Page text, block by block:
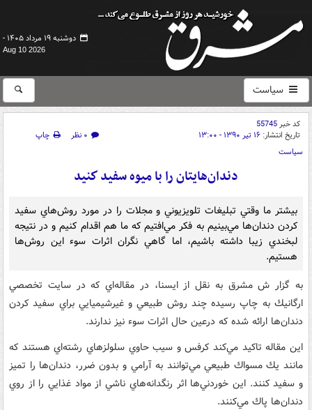
دوشنبه ۱۹ مرداد ۱۴۰۵ -
Aug 10 2026
سیاست
کد خبر55745
تاریخ انتشار: ۱۶ تیر ۱۳۹۰ - ۱۳:۰۰ ۰ نظر
چاپ
سیاست
دندان‌هايتان را با ميوه سفيد كنيد
بيشتر ما وقتي تبليغات تلويزيوني و مجلات را در مورد روش‌هاي سفيد
كردن دندان‌ها مي‌بينيم به فكر مي‌افتيم كه ما هم اقدام ‌كنيم و در نتيجه
لبخندي زيبا داشته باشيم، اما گاهي نگران اثرات سوء اين روش‌ها
هستيم.
به گزار ش مشرق به نقل از ايسنا، در مقاله‌اي كه در سايت تخصصي
ارگانيك به چاپ رسيده چند روش طبيعي و غيرشيميايي براي سفيد كردن
دندان‌ها ارائه شده كه درعين حال اثرات سوء نيز ندارند.
اين مقاله تاكيد مي‌كند كرفس و سيب حاوي سلولزهاي رشته‌اي هستند كه
مانند يك مسواك طبيعي مي‌توانند به آرامي و بدون ضرر، دندان‌ها را تميز
و سفيد كنند. اين خوردني‌ها اثر رنگدانه‌هاي ناشي از مواد غذايي را از روي
دندان‌ها پاك مي‌كنند.